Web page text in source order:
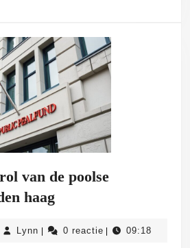
van de poolse
haagDe
rol
Lynn Lynn
| 0 reactie | 09:18